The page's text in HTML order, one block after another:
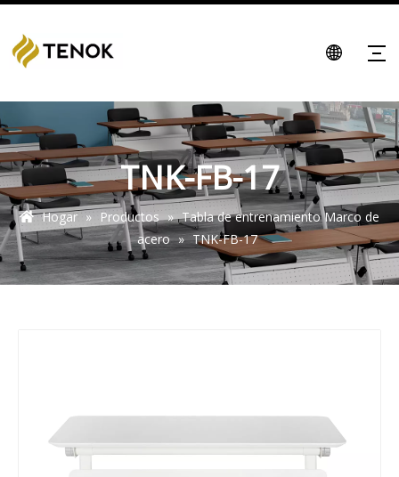
TNK-FB-17
Hogar » Productos » Tabla de entrenamiento Marco de
acero » TNK-FB-17